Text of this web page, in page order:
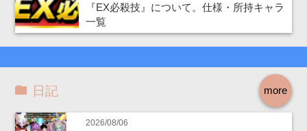
『EX必殺技』について。仕様・所持キャラ
一覧
more
日記
2026/08/06